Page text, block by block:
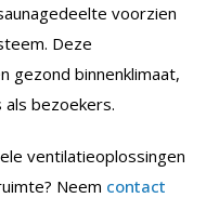
voorzien
Deze
gezond binnenklimaat,
bezoekers.
ventilatieoplossingen
Neem contact